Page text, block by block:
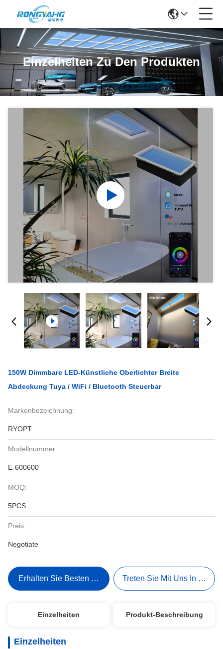
Einzelheiten Zu Den Produkten
150W Dimmbare LED-Künstliche Oberlichter Breite
Abdeckung Tuya / WiFi / Bluetooth Steuerbar
Markenbezeichnung:
RYOPT
Modellnummer:
E-600600
MOQ:
5PCS
Preis:
Negotiate
Erhalten Sie Besten Preis Treten Sie Mit Uns In
Einzelheiten Produkt-Beschreibung
Einzelheiten